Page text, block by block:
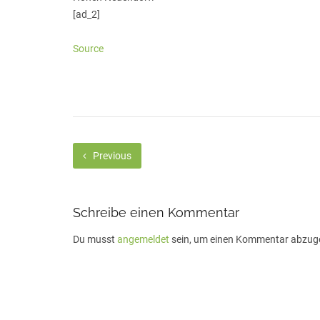
[ad_2]
Source
Previous
Schreibe einen Kommentar
Du musst angemeldet sein, um einen Kommentar